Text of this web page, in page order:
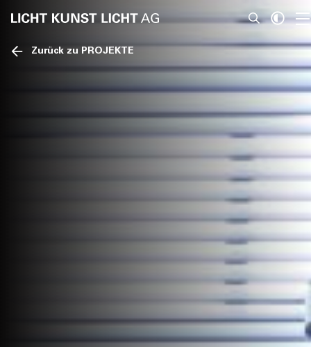
News
Über Uns
Projekte
Team
Bücher
Jobs
Zurück zu PROJEKTE